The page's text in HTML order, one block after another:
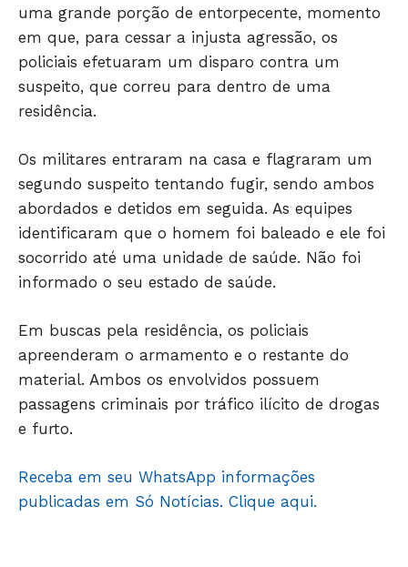
JUNTE-SE NO WHATSAPP
HOME
POLÍTICA
POLÍCIA
GERAL
EDUCAÇÃO
SAÚDE
AGRONOTÍCIAS
ÚLTIMAS NOTÍCIAS
uma grande porção de entorpecente, momento
em que, para cessar a injusta agressão, os
policiais efetuaram um disparo contra um
suspeito, que correu para dentro de uma
residência.
Os militares entraram na casa e flagraram um
segundo suspeito tentando fugir, sendo ambos
abordados e detidos em seguida. As equipes
identificaram que o homem foi baleado e ele foi
socorrido até uma unidade de saúde. Não foi
informado o seu estado de saúde.
Em buscas pela residência, os policiais
apreenderam o armamento e o restante do
material. Ambos os envolvidos possuem
passagens criminais por tráfico ilícito de drogas
e furto.
Receba em seu WhatsApp informações
publicadas em Só Notícias. Clique aqui.